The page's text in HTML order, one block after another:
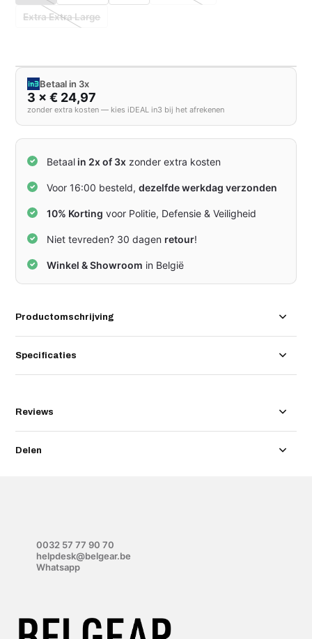
Extra Extra Large
Betaal in 3x
3 × € 24,97
zonder extra kosten — kies iDEAL in3 bij het afrekenen
Betaal in 2x of 3x zonder extra kosten
Voor 16:00 besteld,dezelfde werkdag verzonden
10% Korting voor Politie, Defensie & Veiligheid
Niet tevreden? 30 dagen retour!
Winkel & Showroom in België
Productomschrijving
Specificaties
Reviews
Delen
0032 57 77 90 70
helpdesk@belgear.be
Whatsapp